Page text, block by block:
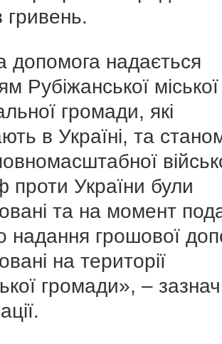
гривень.
допомога надається
Рубіжанської міської
громади, які
в Україні, та
проти України були
та на момент
надання грошової
на території
громади», –